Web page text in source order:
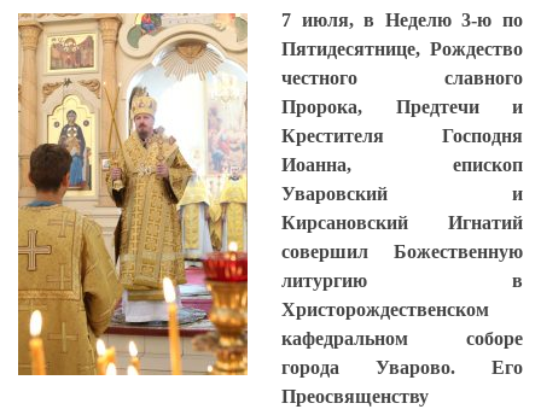
7 июля, в Неделю 3-ю по
Пятидесятнице, Рождество
честного славного
Пророка, Предтечи и
Крестителя Господня
Иоанна, епископ
Уваровский и
Кирсановский Игнатий
совершил Божественную
литургию в
Христорождественском
кафедральном соборе
города Уварово. Его
Преосвященству